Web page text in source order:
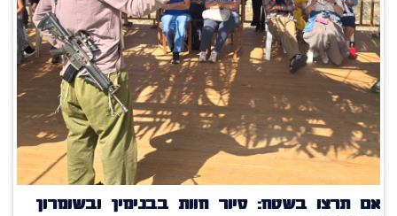
אם תרצו בשטח: סיור חוות בבנימין ובשומרון